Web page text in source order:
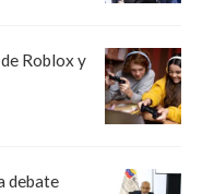
Roblox y
debate